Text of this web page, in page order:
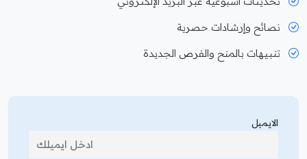
نصائح وإرشادات حصرية
تنبيهات بالمنح والفرص الجديدة
الايميل